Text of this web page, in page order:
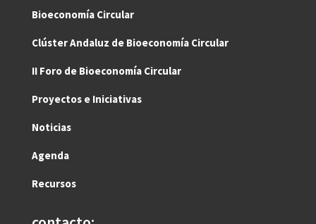
Bioeconomía Circular
Clúster Andaluz de Bioeconomía Circular
II Foro de Bioeconomía Circular
Proyectos e Iniciativas
Noticias
Agenda
Recursos